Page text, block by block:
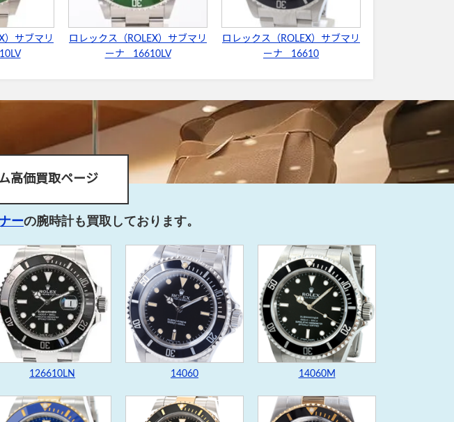
）サブマリ
ロレックス（ROLEX）サブマリ
ーナ 16610LV
ロレックス（ROLEX）サブマリ
ーナ 16610
高価買取ページ
ーの腕時計も買取しております。
126610LN 14060 14060M